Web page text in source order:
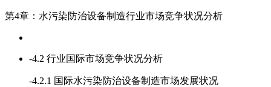
第4章：水污染防治设备制造行业市场竞争状况分析
-4.2 行业国际市场竞争状况分析
-4.2.1 国际水污染防治设备制造市场发展状况